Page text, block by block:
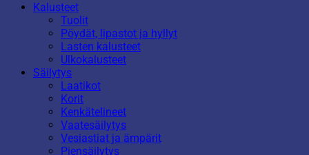
Kalusteet
Tuolit
Pöydät, lipastot ja hyllyt
Lasten kalusteet
Ulkokalusteet
Säilytys
Laatikot
Korit
Kenkätelineet
Vaatesäilytys
Vesiastiat ja ämpärit
Piensäilytys